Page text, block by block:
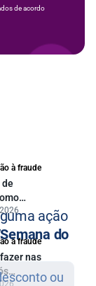
de acordo
à fraude
de
à fraude
nas